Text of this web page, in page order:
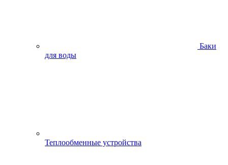
Баки
для воды
Теплообменные устройства